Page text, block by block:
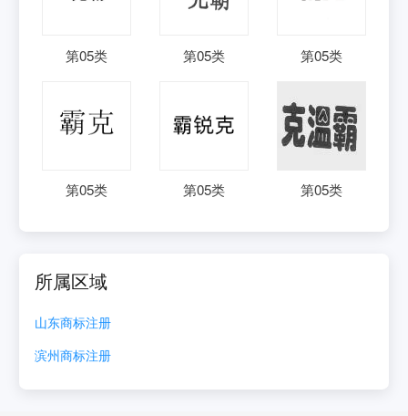
第05类 第05类 第05类
第05类 第05类 第05类
所属区域
山东商标注册
滨州商标注册